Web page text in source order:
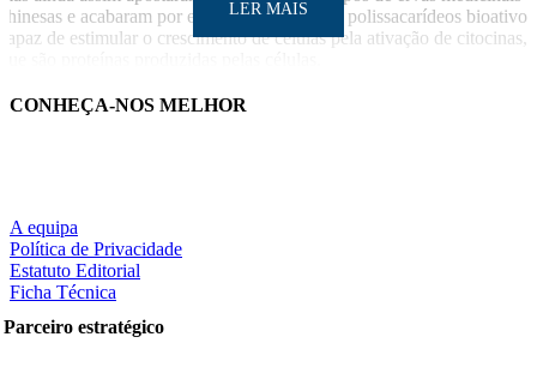
chinesas e acabaram por encontrar um tipo de polissacarídeos bioativos
capaz de estimular o crescimento de células pela ativação de citocinas,
LUSA/SO
Partilhe nas redes sociais:
LER MAIS
CONHEÇA-NOS MELHOR
A equipa
Política de Privacidade
Estatuto Editorial
Ficha Técnica
Parceiro estratégico